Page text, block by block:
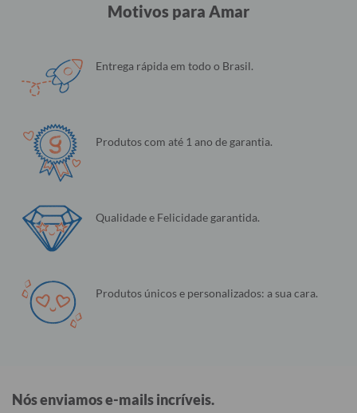
Motivos para Amar
Entrega rápida em todo o Brasil.
Produtos com até 1 ano de garantia.
Qualidade e Felicidade garantida.
Produtos únicos e personalizados: a sua cara.
Nós enviamos e-mails incríveis.